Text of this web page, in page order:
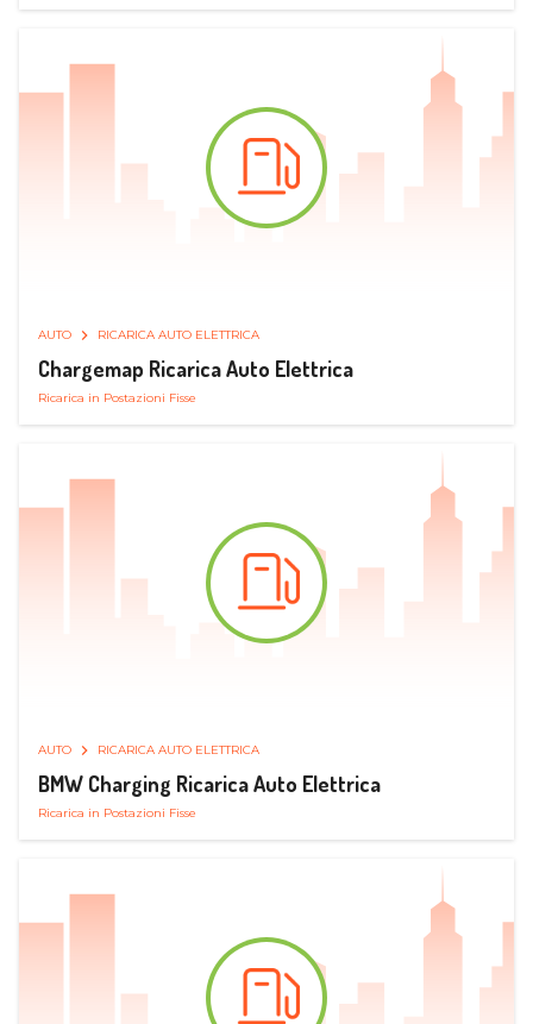
AUTO RICARICA AUTO ELETTRICA
Chargemap Ricarica Auto Elettrica
Ricarica in Postazioni Fisse
AUTO RICARICA AUTO ELETTRICA
BMW Charging Ricarica Auto Elettrica
Ricarica in Postazioni Fisse